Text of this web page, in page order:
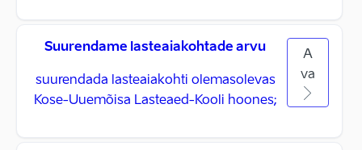
Suurendame lasteaiakohtade arvu
suurendada lasteaiakohti olemasolevas
Kose-Uuemõisa Lasteaed-Kooli hoones;
A
va